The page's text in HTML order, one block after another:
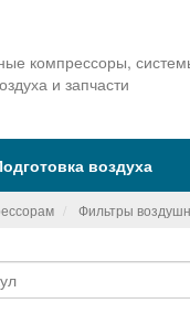
компрессоры,
и запчасти
воздуха
Фильтры